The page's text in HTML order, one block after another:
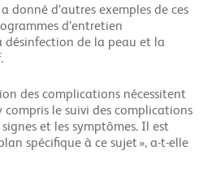
donné d’autres exemples de ces
d’entretien
désinfection de la peau et la
des complications nécessitent
compris le suivi des complications
et les symptômes. Il est
spécifique à ce sujet », a-t-elle